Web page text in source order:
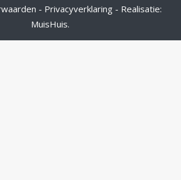
- Privacyverklaring- Realisatie:
MuisHuis.